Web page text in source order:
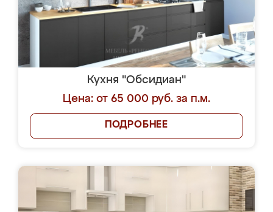
Кухня "Обсидиан"
Цена: от 65 000 руб. за п.м.
ПОДРОБНЕЕ